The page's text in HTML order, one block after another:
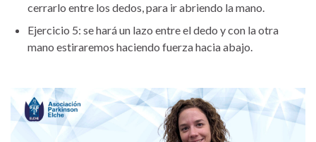
cerrarlo entre los dedos, para ir abriendo la mano.
Ejercicio 5: se hará un lazo entre el dedo y con la otra
mano estiraremos haciendo fuerza hacia abajo.